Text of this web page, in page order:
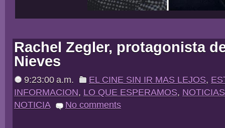
Rachel Zegler, protagonista
Nieves
9:23:00 a.m. EL CINE SIN IR MAS LEJOS,
INFORMACION, LO QUE ESPERAMOS, NOTICIAS
NOTICIA
No comments